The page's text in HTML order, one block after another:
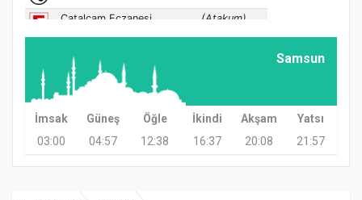
Samsun
İmsak Güneş Öğle İkindi Akşam
Yatsı
03:00
04:57 12:38 16:37 20:08 21:57